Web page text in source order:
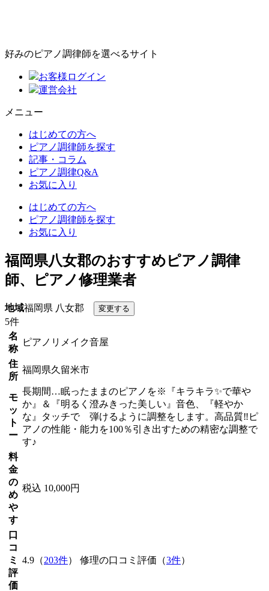
好みのピアノ調律師を選べるサイト
お客様ログイン
運営会社
メニュー
はじめての方へ
ピアノ調律師を探す
記事・コラム
ピアノ調律Q&A
お気に入り
はじめての方へ
ピアノ調律師を探す
お気に入り
福岡県八女郡のおすすめピアノ調律
師、ピアノ修理業者
地域福岡県 八女郡
5件
名
称
ピアノリメイク音屋
住
所
福岡県久留米市
モ
ッ
ト
ー
長期間…眠ったままのピアノを※『キラキラ✨で華や
か』＆『明るく澄みきった美しい』音色、『軽やか
な』タッチで 弾けるように調整をします。高品質‼ピ
アノの性能・能力を100％引き出すための精密な調整で
す♪
料
金
の
め
や
す
税込 10,000円
口
コ
ミ
評
価
4.9（203件） 修理の口コミ評価（3件）